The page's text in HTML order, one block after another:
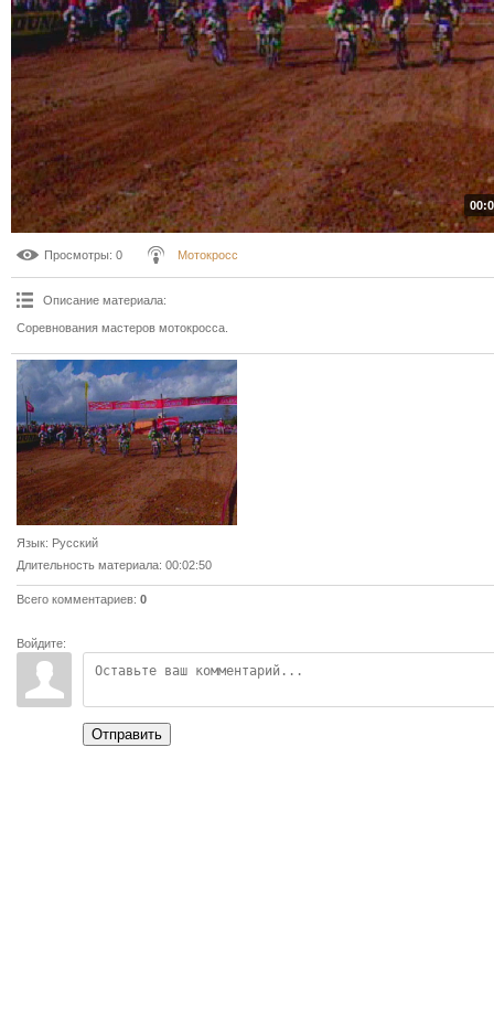
Просмотры: 0 Мотокросс
Описание материала:
Соревнования мастеров мотокросса.
Язык: Русский
Длительность материала: 00:02:50
Всего комментариев: 0
Войдите:
Отправить